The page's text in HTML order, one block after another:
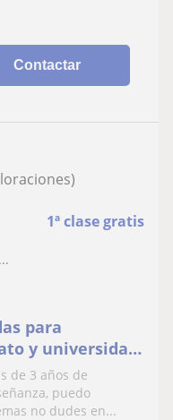
Contactar
1ª clase gratis
para
y universidad,
de 3 años de
puedo
no dudes en...